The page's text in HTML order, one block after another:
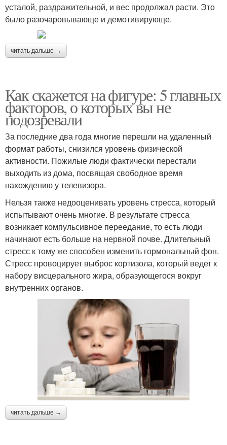
усталой, раздражительной, и вес продолжал расти. Это
было разочаровывающе и демотивирующе.
читать дальше →
Как скажется на фигуре: 5 главных
факторов, о которых вы не
подозревали
За последние два года многие перешли на удаленный
формат работы, снизился уровень физической
активности. Пожилые люди фактически перестали
выходить из дома, посвящая свободное время
нахождению у телевизора.
Нельзя также недооценивать уровень стресса, который
испытывают очень многие. В результате стресса
возникает компульсивное переедание, то есть люди
начинают есть больше на нервной почве. Длительный
стресс к тому же способен изменить гормональный фон.
Стресс провоцирует выброс кортизола, который ведет к
набору висцерального жира, образующегося вокруг
внутренних органов.
читать дальше →